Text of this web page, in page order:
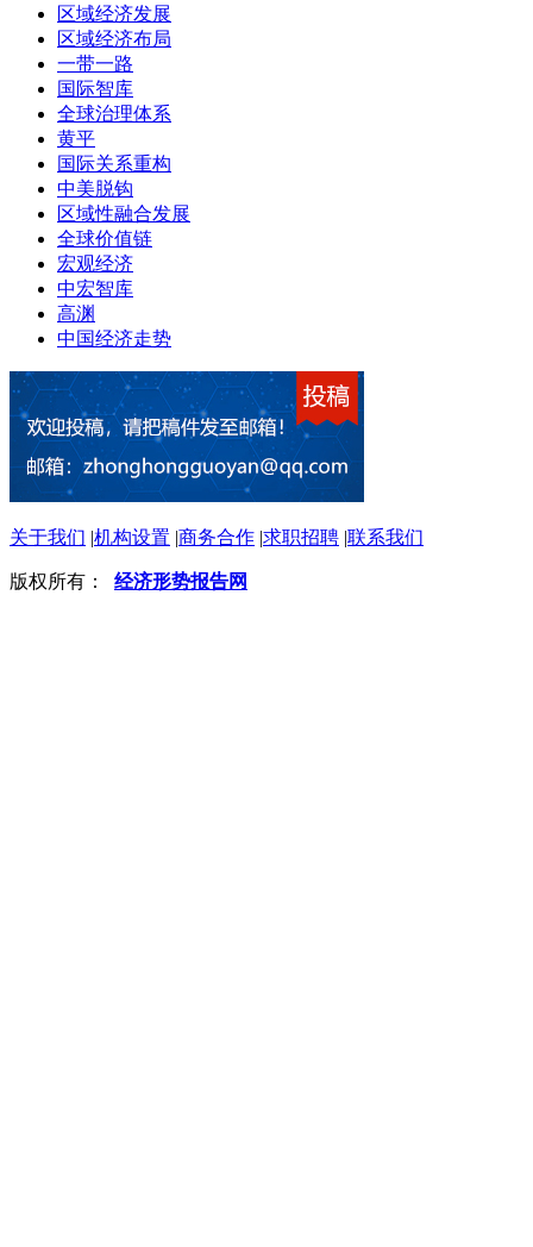
区域经济发展
区域经济布局
一带一路
国际智库
全球治理体系
黄平
国际关系重构
中美脱钩
区域性融合发展
全球价值链
宏观经济
中宏智库
高渊
中国经济走势
关于我们 |机构设置 |商务合作 |求职招聘 |联系我们
版权所有： 经济形势报告网